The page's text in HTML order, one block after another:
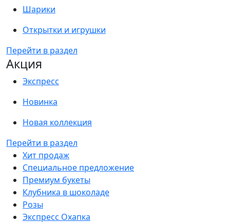
Шарики
Открытки и игрушки
Перейти в раздел
Акция
Экспресс
Новинка
Новая коллекция
Перейти в раздел
Хит продаж
Специальное предложение
Премиум букеты
Клубника в шоколаде
Розы
Экспресс Охапка